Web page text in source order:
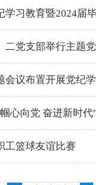
工篮球友谊比赛